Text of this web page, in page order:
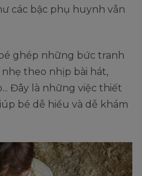
các bậc phụ huynh vẫn
ghép những bức tranh
theo nhịp bài hát,
Đây là những việc thiết
bé dễ hiểu và dễ khám